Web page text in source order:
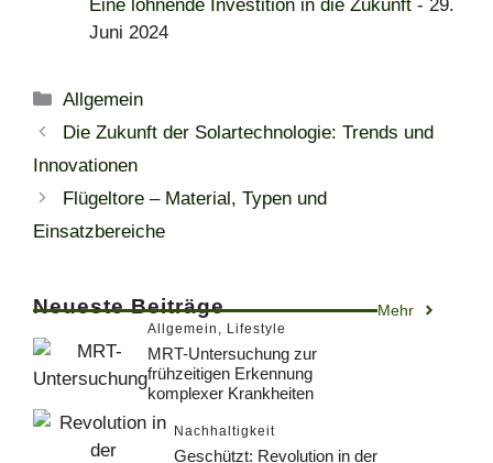
Eine lohnende Investition in die Zukunft - 29.
Juni 2024
Kategorien
Allgemein
Die Zukunft der Solartechnologie: Trends und
Innovationen
Flügeltore – Material, Typen und
Einsatzbereiche
Neueste Beiträge Mehr
Allgemein Lifestyle
MRT-Untersuchung zur
frühzeitigen Erkennung
komplexer Krankheiten
Nachhaltigkeit
Geschützt: Revolution in der